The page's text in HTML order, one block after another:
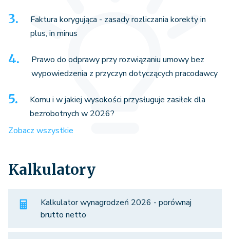
Faktura korygująca - zasady rozliczania korekty in
plus, in minus
Prawo do odprawy przy rozwiązaniu umowy bez
wypowiedzenia z przyczyn dotyczących pracodawcy
Komu i w jakiej wysokości przysługuje zasiłek dla
bezrobotnych w 2026?
Zobacz wszystkie
Kalkulatory
Kalkulator wynagrodzeń 2026 - porównaj
brutto netto